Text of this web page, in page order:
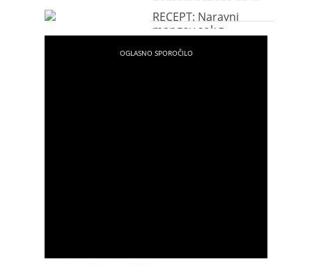
je najboljši začetek
dneva
RECEPT: Naravni
mangov sok z